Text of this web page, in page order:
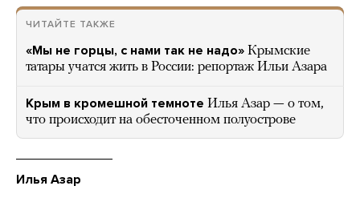
ЧИТАЙТЕ ТАКЖЕ
«Мы не горцы, с нами так не надо» Крымские
татары учатся жить в России: репортаж Ильи Азара
Крым в кромешной темноте Илья Азар — о том,
что происходит на обесточенном полуострове
Илья Азар